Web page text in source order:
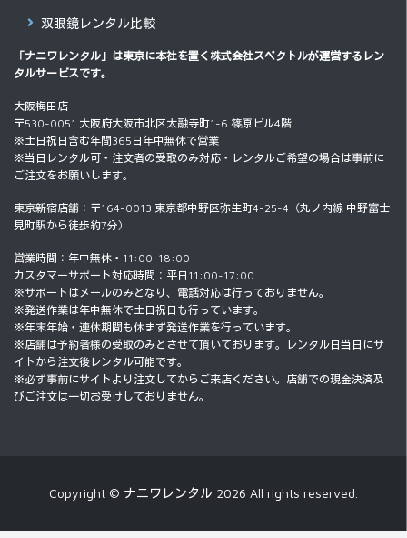
双眼鏡レンタル比較
「ナニワレンタル」は東京に本社を置く 株式会社スペクトルが運営するレン
タルサービスです。
大阪梅田店
〒530-0051 大阪府大阪市北区太融寺町1-6 篠原ビル4階
※土日祝日含む年間365日年中無休で営業
※当日レンタル可・注文者の受取のみ対応・レンタルご希望の場合は事前に
ご注文をお願いします。
東京新宿店舗：〒164-0013 東京都中野区弥生町4-25-4（丸ノ内線 中野富士
見町駅から徒歩約7分）
営業時間：年中無休・11:00-18:00
カスタマーサポート対応時間：平日11:00-17:00
※サポートはメールのみとなり、電話対応は行っておりません。
※発送作業は年中無休で土日祝日も行っています。
※年末年始・連休期間も休まず発送作業を行っています。
※店舗は予約者様の受取のみとさせて頂いております。レンタル日当日にサ
イトから注文後レンタル可能です。
※必ず事前にサイトより注文してからご来店ください。店舗での現金決済及
びご注文は一切お受けしておりません。
Copyright © ナニワレンタル 2026 All rights reserved.